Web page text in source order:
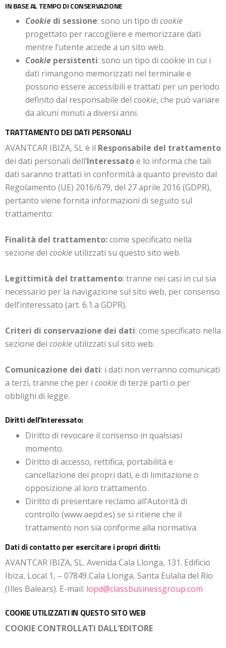
IN BASE AL TEMPO DI CONSERVAZIONE
Cookie di sessione: sono un tipo di cookie
progettato per raccogliere e memorizzare dati
mentre l’utente accede a un sito web.
Cookie persistenti: sono un tipo di cookie in cui i
dati rimangono memorizzati nel terminale e
possono essere accessibili e trattati per un periodo
definito dal responsabile del cookie, che può variare
da alcuni minuti a diversi anni.
TRATTAMENTO DEI DATI PERSONALI
AVANTCAR IBIZA, SL è il Responsabile del trattamento
dei dati personali dell’Interessatoe lo informa che tali
dati saranno trattati in conformità a quanto previsto dal
Regolamento (UE) 2016/679, del 27 aprile 2016 (GDPR),
pertanto viene fornita informazioni di seguito sul
trattamento:
Finalità del trattamento:come specificato nella
sezione dei cookie utilizzati su questo sito web.
Legittimità del trattamento: tranne nei casi in cui sia
necessario per la navigazione sul sito web, per consenso
dell’interessato (art. 6.1.a GDPR).
Criteri di conservazione dei dati: come specificato nella
sezione dei cookie utilizzati sul sito web.
Comunicazione dei dati: i dati non verranno comunicati
a terzi, tranne che per i cookiedi terze parti o per
obblighi di legge.
Diritti dell’Interessato:
Diritto di revocare il consenso in qualsiasi
momento.
Diritto di accesso, rettifica, portabilità e
cancellazione dei propri dati, e di limitazione o
opposizione al loro trattamento.
Diritto di presentare reclamo all’Autorità di
controllo (www.aepd.es) se si ritiene che il
trattamento non sia conforme alla normativa.
Dati di contatto per esercitare i propri diritti:
AVANTCAR IBIZA, SL. Avenida Cala Llonga, 131. Edificio
Ibiza, Local 1, – 07849 Cala Llonga, Santa Eulalia del Río
(Illes Balears). E-mail: lopd@classbusinessgroup.com
COOKIE UTILIZZATI IN QUESTO SITO WEB
COOKIE CONTROLLATI DALL’EDITORE